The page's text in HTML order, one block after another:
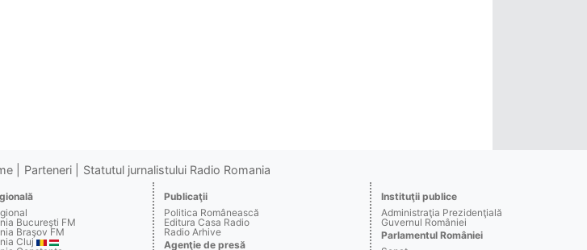
Parteneri Statutul jurnalistului Radio Romania
Bucureşti FM
Braşov FM
Cluj
Publicaţii
Politica Românească
Editura Casa Radio
Radio Arhive
Agenţie de presă
Instituţii publice
Administraţia Prezidenţială
Guvernul României
Parlamentul României